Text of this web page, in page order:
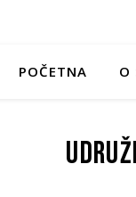
POČETNA O